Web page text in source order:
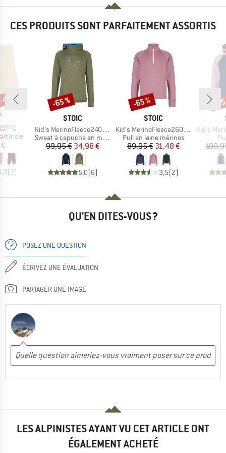
CES PRODUITS SONT PARFAITEMENT ASSORTIS
réduit
de
(2)
%
MARQUE
STOIC
Article
Kid's MerinoFleece240 StofersSt. Hoody
Product group
Sweat à capuche en mérinos
Prix
99,95 €Prix réduit
34,98 €
5,0(6)
Remise
-65 %
MARQUE
STOIC
Article
Kid's MerinoFleece260 FlenSt. Half Zip
Product group
Pull en laine mérinos
Prix
89,95 €Prix réduit
31,48 €
3,5(2)
Remise
-65 %
Article
Kid's
-
QU'EN DITES-VOUS ?
POSEZ UNE QUESTION
ÉCRIVEZ UNE ÉVALUATION
PARTAGER UNE IMAGE
LES ALPINISTES AYANT VU CET ARTICLE ONT
ÉGALEMENT ACHETÉ